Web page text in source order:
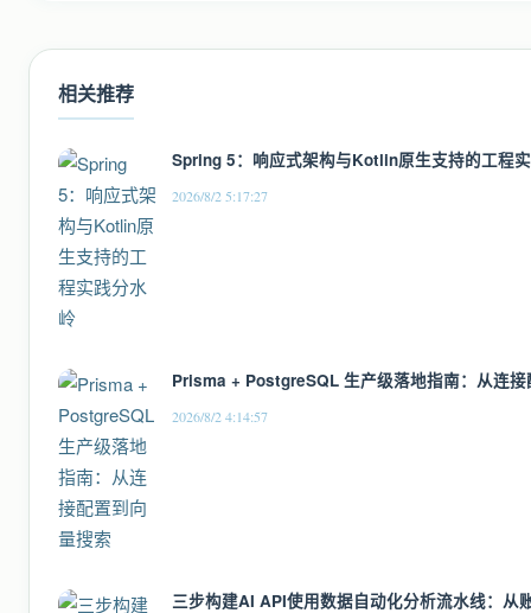
相关推荐
Spring 5：响应式架构与Kotlin原生支持的工程
2026/8/2 5:17:27
Prisma + PostgreSQL 生产级落地指南：从连
2026/8/2 4:14:57
三步构建AI API使用数据自动化分析流水线：从